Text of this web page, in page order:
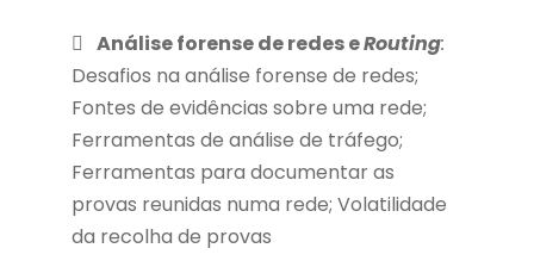
Análise forense de redes eRouting:
Desafios na análise forense de redes;
Fontes de evidências sobre uma rede;
Ferramentas de análise de tráfego;
Ferramentas para documentar as
provas reunidas numa rede; Volatilidade
da recolha de provas